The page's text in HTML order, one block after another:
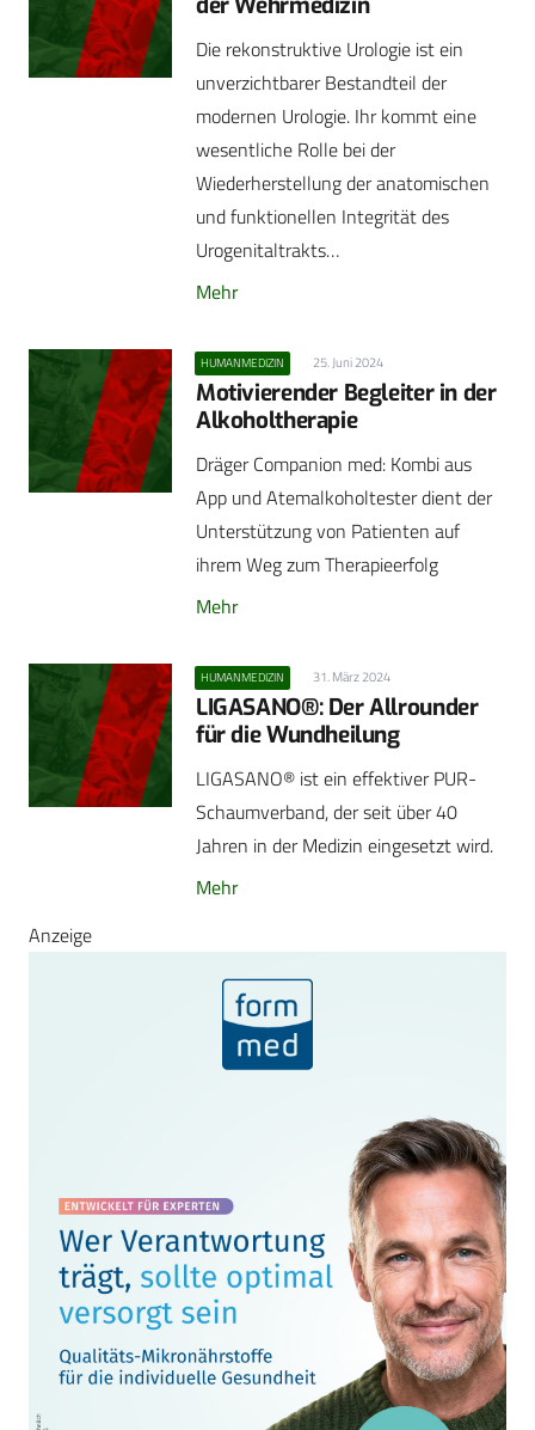
Die rekonstruktive Urologie ist ein
unverzichtbarer Bestandteil der
modernen Urologie. Ihr kommt eine
wesentliche Rolle bei der
Wiederherstellung der anatomischen
und funktionellen Integrität des
Urogenitaltrakts…
Mehr
HUMANMEDIZIN 25. Juni 2024
Motivierender Begleiter in der
Alkoholtherapie
Dräger Companion med: Kombi aus
App und Atemalkoholtester dient der
Unterstützung von Patienten auf
ihrem Weg zum Therapieerfolg
Mehr
HUMANMEDIZIN 31. März 2024
LIGASANO®: Der Allrounder
für die Wundheilung
LIGASANO® ist ein effektiver PUR-
Schaumverband, der seit über 40
Jahren in der Medizin eingesetzt wird.
Mehr
Anzeige